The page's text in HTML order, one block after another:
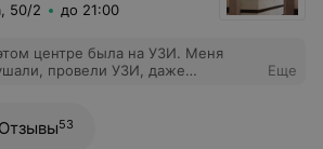
50/2 до 21:00
центре была на УЗИ. Меня
провели УЗИ, даже
день акция была, так мне и
В следщий раз, пойду только
Еще
Отзывы53